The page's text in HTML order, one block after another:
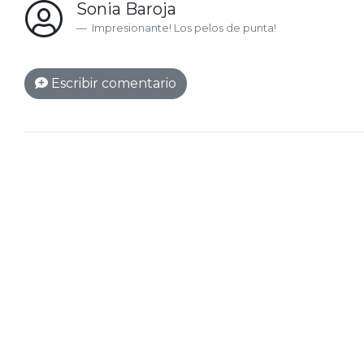
Sonia Baroja
Impresionante! Los pelos de punta!
Escribir comentario